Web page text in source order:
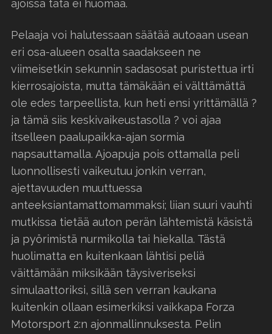
ajoissa tätä ei huomaa.
Pelaaja voi halutessaan säätää autoaan usean
eri osa-alueen osalta saadakseen ne
viimeisetkin sekunnin sadasosat puristettua irti
kierrosajoista, mutta tämäkään ei välttämättä
ole edes tarpeellista, kun heti ensi yrittämällä ?
ja tämä siis keskivaikeustasolla ? voi ajaa
itselleen paalupaikka-ajan sormia
napsauttamalla. Ajoapuja pois ottamalla peli
luonnollisesti vaikeutuu jonkin verran,
ajettavuuden muuttuessa
anteeksiantamattomammaksi; liian suuri vauhti
mutkissa tietää auton perän lähtemistä käsistä
ja pyörimistä nurmikolla tai hiekalla. Tästä
huolimatta en kuitenkaan lähtisi peliä
väittämään miksikään täysiveriseksi
simulaattoriksi, sillä sen verran kaukana
kuitenkin ollaan esimerkiksi vaikkapa Forza
Motorsport 2:n ajonmallinnuksesta. Pelin